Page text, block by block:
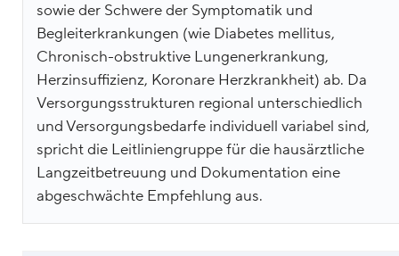
sowie der Schwere der Symptomatik und
Begleiterkrankungen (wie Diabetes mellitus,
Chronisch-obstruktive Lungenerkrankung,
Herzinsuffizienz, Koronare Herzkrankheit) ab. Da
Versorgungsstrukturen regional unterschiedlich
und Versorgungsbedarfe individuell variabel sind,
spricht die Leitliniengruppe für die hausärztliche
Langzeitbetreuung und Dokumentation eine
abgeschwächte Empfehlung aus.